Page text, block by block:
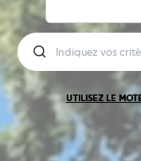
UTILISEZ LE